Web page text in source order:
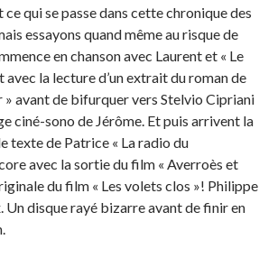
qui se passe dans cette chronique des
essayons quand même au risque de
en chanson avec Laurent et « Le
avec la lecture d’un extrait du roman de
» avant de bifurquer vers Stelvio Cipriani
ciné-sono de Jérôme. Et puis arrivent la
texte de Patrice « La radio du
avec la sortie du film « Averroès et
du film « Les volets clos »! Philippe
Un disque rayé bizarre avant de finir en